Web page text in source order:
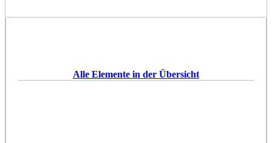
Alle Elemente in der Übersicht